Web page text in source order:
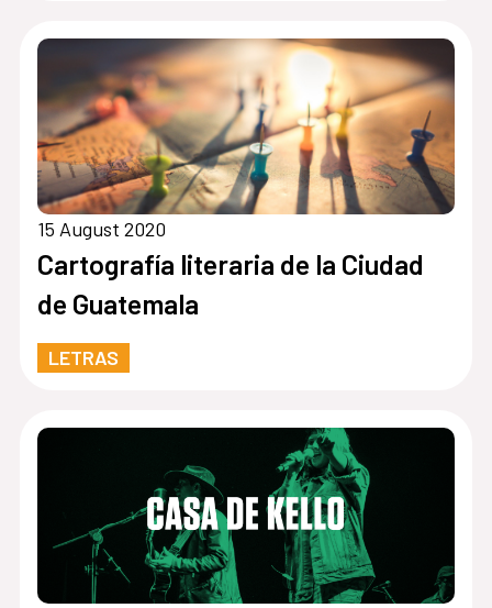
15 August 2020
Cartografía literaria de la Ciudad
de Guatemala
LETRAS